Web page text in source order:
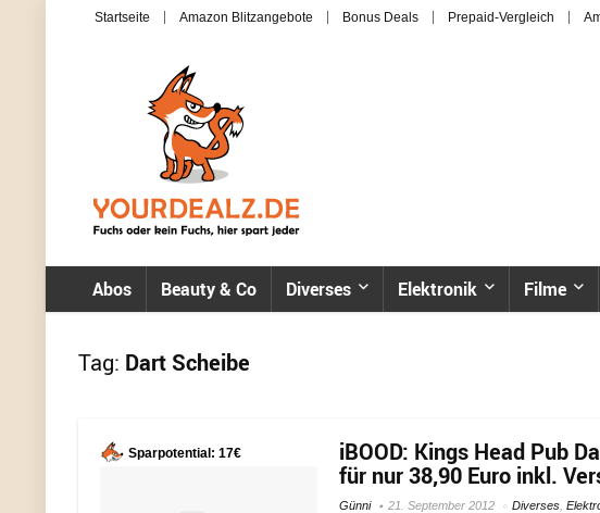
Startseite Amazon Blitzangebote Bonus Deals Prepaid-Vergleich
Abos Beauty & Co Diverses Elektronik Filme
Tag: Dart Scheibe
Sparpotential: 17€
iBOOD: Kings Head Pub
für nur 38,90 Euro inkl.
Günni 21. September 2012 Diverses